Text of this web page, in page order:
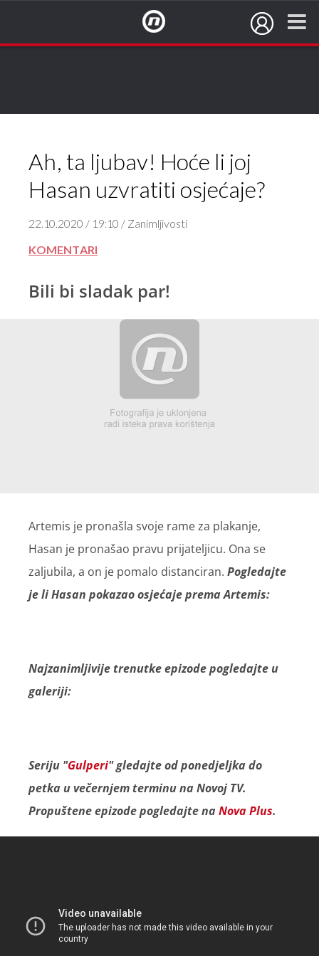
Ah, ta ljubav! Hoće li joj
Hasan uzvratiti osjećaje?
22.10.2020 / 19:10 / Zanimljivosti
KOMENTARI
Bili bi sladak par!
Artemis je pronašla svoje rame za plakanje,
Hasan je pronašao pravu prijateljicu. Ona se
zaljubila, a on je pomalo distanciran. Pogledajte
je li Hasan pokazao osjećaje prema Artemis:
Najzanimljivije trenutke epizode pogledajte u
galeriji:
Seriju "Gulperi" gledajte od ponedjeljka do
petka u večernjem terminu na Novoj TV.
Propuštene epizode pogledajte naNova Plus.